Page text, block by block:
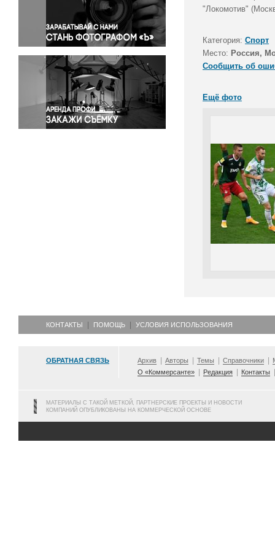
Правосудие
Происшествия и конфликты
Религия
Светская жизнь
Спорт
Экология
Экономика и бизнес
"Локомотив"
Категория: Спорт
Место: Россия,
Сообщить об
Ещё фото
КОНТАКТЫ ПОМОЩЬ УСЛОВИЯ ИСПОЛЬЗОВАНИЯ
ОБРАТНАЯ СВЯЗЬ Архив Авторы Темы Справочники
О «Коммерсанте»
Редакция Контакты
МАТЕРИАЛЫ С ТАКОЙ МЕТКОЙ, ПАРТНЕРСКИЕ ПРОЕКТЫ И НОВОСТИ
КОМПАНИЙ ОПУБЛИКОВАНЫ НА КОММЕРЧЕСКОЙ ОСНОВЕ